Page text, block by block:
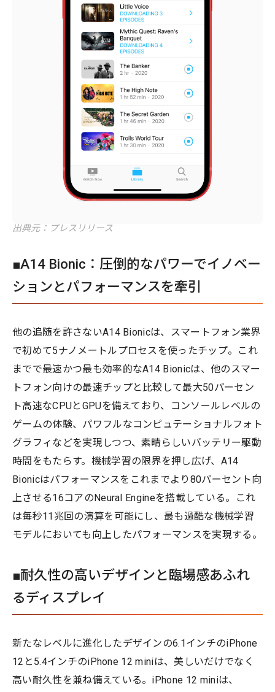
出典元：プレスリリース
■A14 Bionic：圧倒的なパワーでイノベー
ションとパフォーマンスを牽引
他の追随を許さないA14 Bionicは、スマートフォン業界
で初めて5ナノメートルプロセスを使ったチップ。これ
までで最速かつ最も効率的なA14 Bionicは、他のスマー
トフォン向けの最速チップと比較して最大50パーセン
ト高速なCPUとGPUを備えており、コンソールレベルの
ゲームの体験、パワフルなコンピュテーショナルフォト
グラフィなどを実現しつつ、素晴らしいバッテリー駆動
時間をもたらす。機械学習の限界を押し広げ、A14
Bionicはパフォーマンスをこれまでより80パーセント向
上させる16コアのNeural Engineを搭載している。これ
は毎秒11兆回の演算を可能にし、最も過酷な機械学習
モデルにおいても向上したパフォーマンスを実現する。
■耐久性の高いデザインと臨場感あふれ
るディスプレイ
新たなレベルに進化したデザインの6.1インチのiPhone
12と5.4インチのiPhone 12 miniは、美しいだけでなく
高い耐久性を兼ね備えている。iPhone 12 miniは、